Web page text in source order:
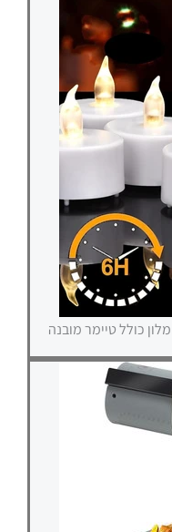
כולל טיימר מובנה